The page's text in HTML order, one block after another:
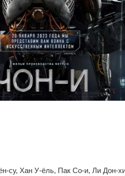
су, Хан У-ёль, Пак Со-и, Ли Дон-